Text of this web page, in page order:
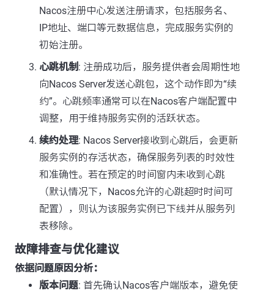
Nacos注册中心发送注册请求，包括服务名、
IP地址、端口等元数据信息，完成服务实例的
初始注册。
心跳机制: 注册成功后，服务提供者会周期性地
向Nacos Server发送心跳包，这个动作即为“续
约”。心跳频率通常可以在Nacos客户端配置中
调整，用于维持服务实例的活跃状态。
续约处理: Nacos Server接收到心跳后，会更新
服务实例的存活状态，确保服务列表的时效性
和准确性。若在预定的时间窗内未收到心跳
（默认情况下，Nacos允许的心跳超时时间可
配置），则认为该服务实例已下线并从服务列
表移除。
故障排查与优化建议
依据问题原因分析：
版本问题: 首先确认Nacos客户端版本，避免使